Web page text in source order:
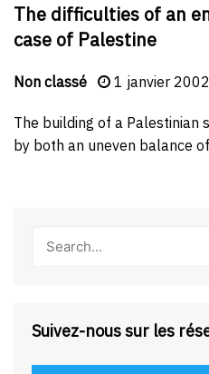
The difficulties of an
case of Palestine
Non classé 1 janvier 2002
The building of a Palestinian
by both an uneven balance of
Suivez-nous sur les